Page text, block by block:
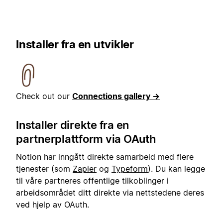
Installer fra en utvikler
Check out our Connections gallery →
Installer direkte fra en
partnerplattform via OAuth
Notion har inngått direkte samarbeid med flere
tjenester (som Zapier og Typeform). Du kan legge
til våre partneres offentlige tilkoblinger i
arbeidsområdet ditt direkte via nettstedene deres
ved hjelp av OAuth.